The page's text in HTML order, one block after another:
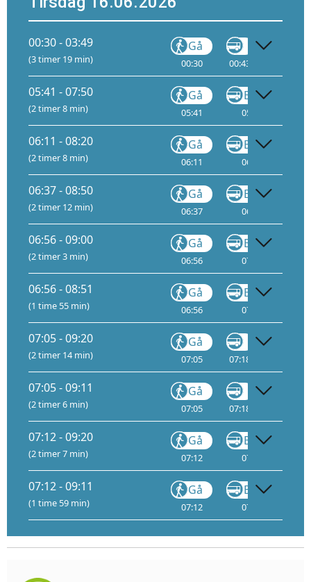
00:30 - 03:49
(3 timer 19 min)
Gå
00:30 00:43
05:41 - 07:50
(2 timer 8 min)
Gå
05:41
Buss
05:47
06:11 - 08:20
(2 timer 8 min)
Gå
06:11
Buss
06:17
06:37 - 08:50
(2 timer 12 min)
Gå
06:37
Buss
06:38
06:56 - 09:00
(2 timer 3 min)
Gå
06:56
Buss
07:02
06:56 - 08:51
(1 time 55 min)
Gå
06:56
Buss
07:02
07:05 - 09:20
(2 timer 14 min)
Gå
07:05 07:18
07:05 - 09:11
(2 timer 6 min)
Gå
07:05 07:18
07:12 - 09:20
(2 timer 7 min)
Gå
07:12
Buss
07:13
07:12 - 09:11
(1 time 59 min)
Gå
07:12
Buss
07:13